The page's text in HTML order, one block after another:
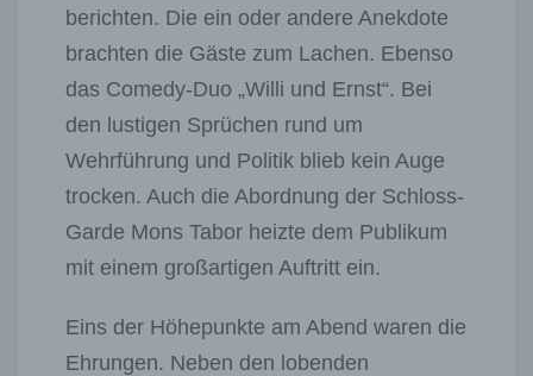
berichten. Die ein oder andere Anekdote
brachten die Gäste zum Lachen. Ebenso
das Comedy-Duo „Willi und Ernst“. Bei
den lustigen Sprüchen rund um
Wehrführung und Politik blieb kein Auge
trocken. Auch die Abordnung der Schloss-
Garde Mons Tabor heizte dem Publikum
mit einem großartigen Auftritt ein.
Eins der Höhepunkte am Abend waren die
Ehrungen. Neben den lobenden